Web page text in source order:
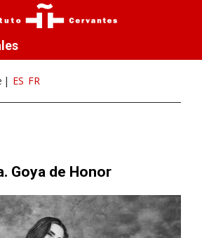
ES FR
Goya de Honor